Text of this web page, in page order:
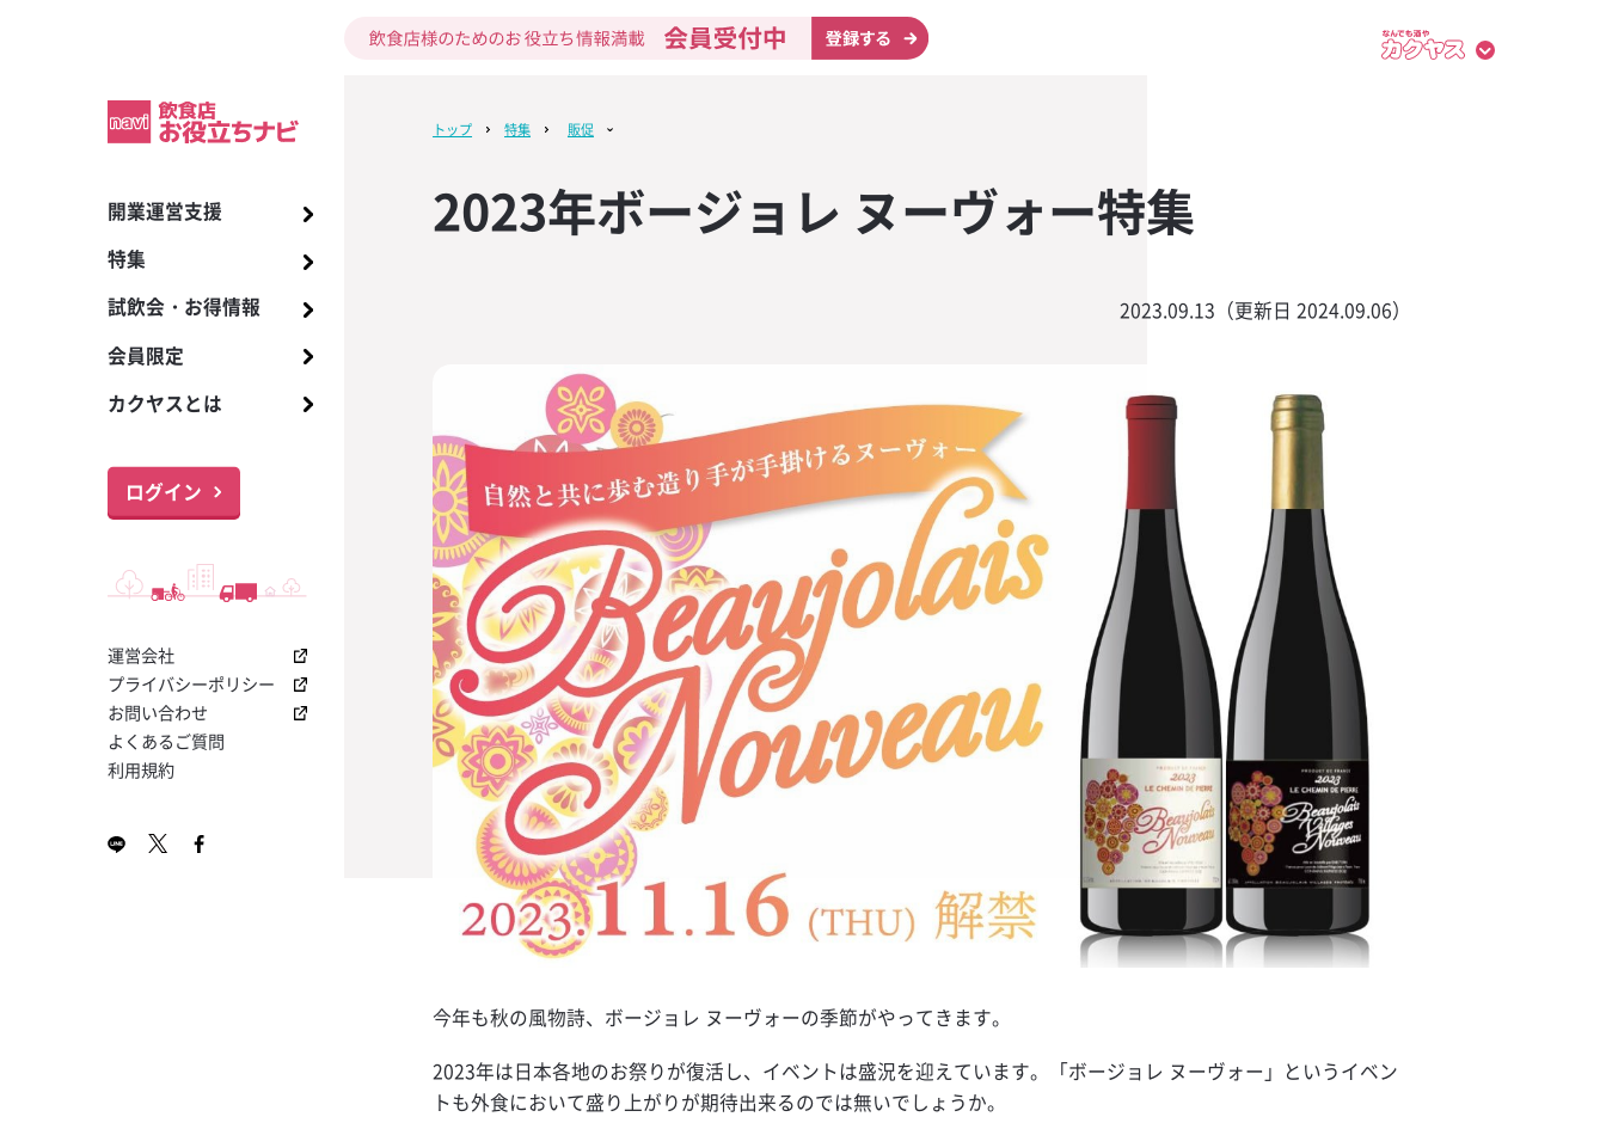
開業運営支援
開業までの17ステップ
ナイト・ボトルキープ業態
あらゆる面からサポート
特集
ビール
スピリッツ
リキュール
ノンアルコール
ソフトドリンク
割り材
季節の販促
お酒の知識
2024年7月号 KAKUYASU NAV
2024年4月号 KAKUYASU NAV
2024年3月号 KAKUYASU NAV
2024年2月号 KAKUYASU NAV
2024年1月号 KAKUYASU NAV
7月号 KAKUYASU NAVI
5月号 KAKUYASU NAVI
4月号 KAKUYASU NAVI
3月号 KAKUYASU NAVI
2月号 KAKUYASU NAVI
ドリンクレシピ動画
ワイルドジントニック
ホットジンジャーコーラ
ブルーオレンジモヒート
パッションモスコミュール
ピンクグレープフルーツジン
トニック
ホット塩キャラメルカルーア
ミルク
ホットアップルピーチワイン
ホットオレンジサングリア
はちみつレモンサワー
レモンティーサワー
金黒芋モヒート
パクチー香るレモンサワー
梅酒ネーブル
金黒タンサン
抹茶レモンサワー
試飲会・お得情報
試飲会
【ザ・ディーコン】印象的な
デザイン！バーマットやタン
キャンペーン」3本ご購入で1
「ウッドフォードリザーブ 限
定キャンペーン」4本ご購入で
1本進呈！！
オリジナルジョッキで塩を振
って！「クエルボ サワー」を
店内でアピール出来る販促キ
ットをご提供
今大人気のプレミアムテキー
ラの販促物が貰える！クエル
ボ 1800 レポサド キャンペー
プレミアムサワーが作れる
「果肉入りシロップ」導入キ
ャンペーン
会員限定
商品リスト
プレミアム洋酒リスト
プレミアムワインリスト
最新トレンド・旬の情報をお
届け！「特集ワイン」
おすすめ和酒リスト
アサヒ スーパードライ
サッポロ その他
サントリー ザ・プレミアム・
モルツ
サントリー その他
インバウンド対策に！【英語
版】指さしコミュニケーショ
ケティングチェックシート
飲食店開業までの流れを把握
できる！開業スケジュールカ
レンダー無料ダウンロード
メニューリスト作成に役立
つ！交差原価率まで分析でき
る「ABC分析フォーマット」
無料ダウンロード
飲食店専用！業態別原価率付
き「損益計算書（PL）フォー
マット」無料ダウンロード
飲食店開業に向けて！コンセ
プトシート無料ダウンロード
ワインテイスティング練習用
シート
無料ダウンロードOK！衛生管
理の「見える化」に！HACCP
（ハサップ）チェックシート
書き込んでドリンクメニュー
をつくるヒントに！オズボー
ンのチェックリスト
新型コロナウイルス対策13項
カクヤスとは
カクヤス ソムリエ試験対策講
座のご案内
サポート体制
お役立ちナビ・姉妹サイト
各種サービス
ビールサーバー無料設置
エ試験対策講座の開催
名入れサービス
お役立ちナビメルマガ
【ザ・ディーコン】印象的な
デザイン！バーマットやタン
夏季限定ワイン「URLAR（ア
ーラー）ムーンドロップス202
6」入荷します！
【プレミアムテキーラ】オリ
ジナルショットグラスが貰え
【スクラッチキット】店内を
盛り上げる！「YOASOBIコラ
ボ キャンペーン」キットをプ
レゼント！
【コカ・コーラ瓶】専用グラ
ス・栓抜き・コースター！販
促物プレゼントキャンペー
【夏の売上UP】注目のノンア
ルビール！「コロナ・セロ」
新規導入で販促品＆サンプル
プレゼント！
【大好評につき第2弾！】サッ
カー日本代表応援くじに、貴
店の売上をさらに伸ばす強力
な「販促キット」が登場！
もう流行っている！翠ジンの
新しい飲み方提案 「翠と茶」
導入キットキャンペーン
まだまだ登場！ワールドカッ
プ公式ビール「バドワイザ
ー」キャンペーン！
世界で最も多くの受賞メダル
シップバーボン「バッファロ
ー・トレース」がもらえるキ
ャンペーン
ワールドカップでお店を盛り
上げるチャンス！ バドワイザ
ー スクラッチキャンペーン
ログイン
運営会社
プライバシーポリシー
お問い合わせ
よくあるご質問
利用規約
トップ 特集 販促
2023年ボージョレ ヌーヴォー特集
2023.09.13（更新日 2024.09.06）
今年も秋の風物詩、ボージョレ ヌーヴォーの季節がやってきます。
2023年は日本各地のお祭りが復活し、イベントは盛況を迎えています。「ボージョレ ヌーヴォー」というイベン
トも外食において盛り上がりが期待出来るのでは無いでしょうか。